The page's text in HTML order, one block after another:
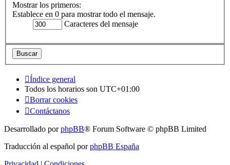
Mostrar los primeros:
Establece en 0 para mostrar todo el mensaje.
Caracteres del mensaje
Índice general
Todos los horarios son UTC+01:00
Borrar cookies
Contáctanos
Desarrollado porphpBB® Forum Software © phpBB Limited
Traducción al español porphpBB España